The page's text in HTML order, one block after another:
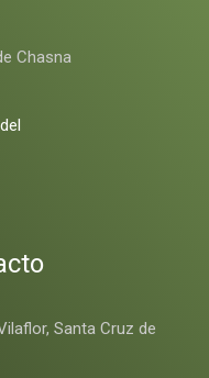
Chasna
Santa Cruz de